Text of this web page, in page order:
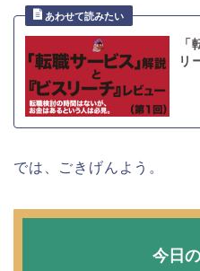
リ
では、ごきげんよう。
今日